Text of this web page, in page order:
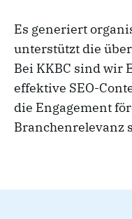
Es generiert
unterstützt die
Bei KKBC sind wir
effektive SEO-
die Engagement
Branchenrelevanz